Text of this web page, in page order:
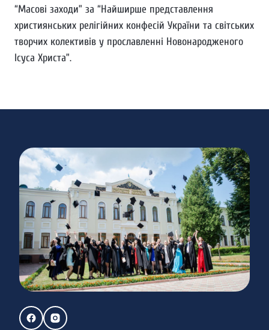
“Масові заходи” за “Найширше представлення
християнських релігійних конфесій України та світських
творчих колективів у прославленні Новонародженого
Ісуса Христа”.